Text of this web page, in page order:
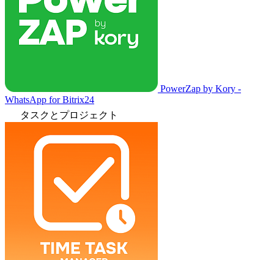
PowerZap by Kory -
WhatsApp for Bitrix24
タスクとプロジェクト